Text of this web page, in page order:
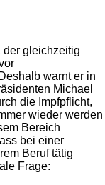
der gleichzeitig
warnt er in
Michael
die Impfpflicht,
wieder werden
Bereich
bei einer
Beruf tätig
Frage: